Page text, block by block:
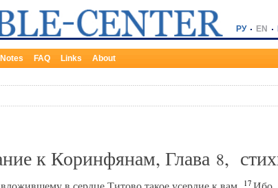
РУ EN
Notes FAQ Links About
к Коринфянам, Глава 8,
17